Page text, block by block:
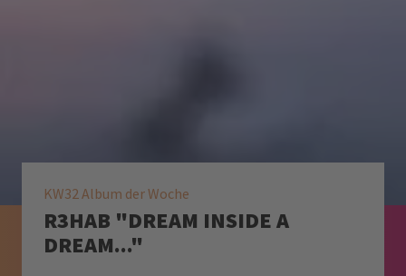
KW32 Album der Woche
R3HAB "DREAM INSIDE A
DREAM..."